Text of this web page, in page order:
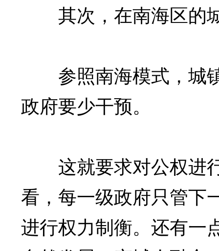
其次，在南海区的
参照南海模式，城
政府要少干预。
这就要求对公权进
看，每一级政府只管下
进行权力制衡。还有一